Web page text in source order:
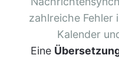
zahlreiche Fehler
Kalender
Eine